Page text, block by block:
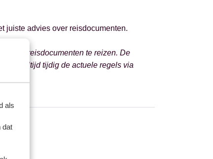
als
dat
juiste advies over reisdocumenten.
reisdocumenten te reizen. De
dus altijd tijdig de actuele regels via